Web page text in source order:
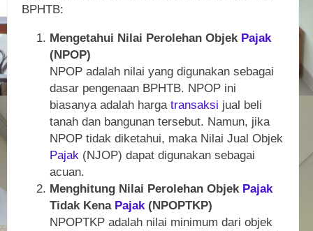
BPHTB:
Mengetahui Nilai Perolehan Objek Pajak
(NPOP)
NPOP adalah nilai yang digunakan sebagai
dasar pengenaan BPHTB. NPOP ini
biasanya adalah harga transaksi jual beli
tanah dan bangunan tersebut. Namun, jika
NPOP tidak diketahui, maka Nilai Jual Objek
Pajak (NJOP) dapat digunakan sebagai
acuan.
Menghitung Nilai Perolehan Objek Pajak
Tidak Kena Pajak(NPOPTKP)
NPOPTKP adalah nilai minimum dari objek